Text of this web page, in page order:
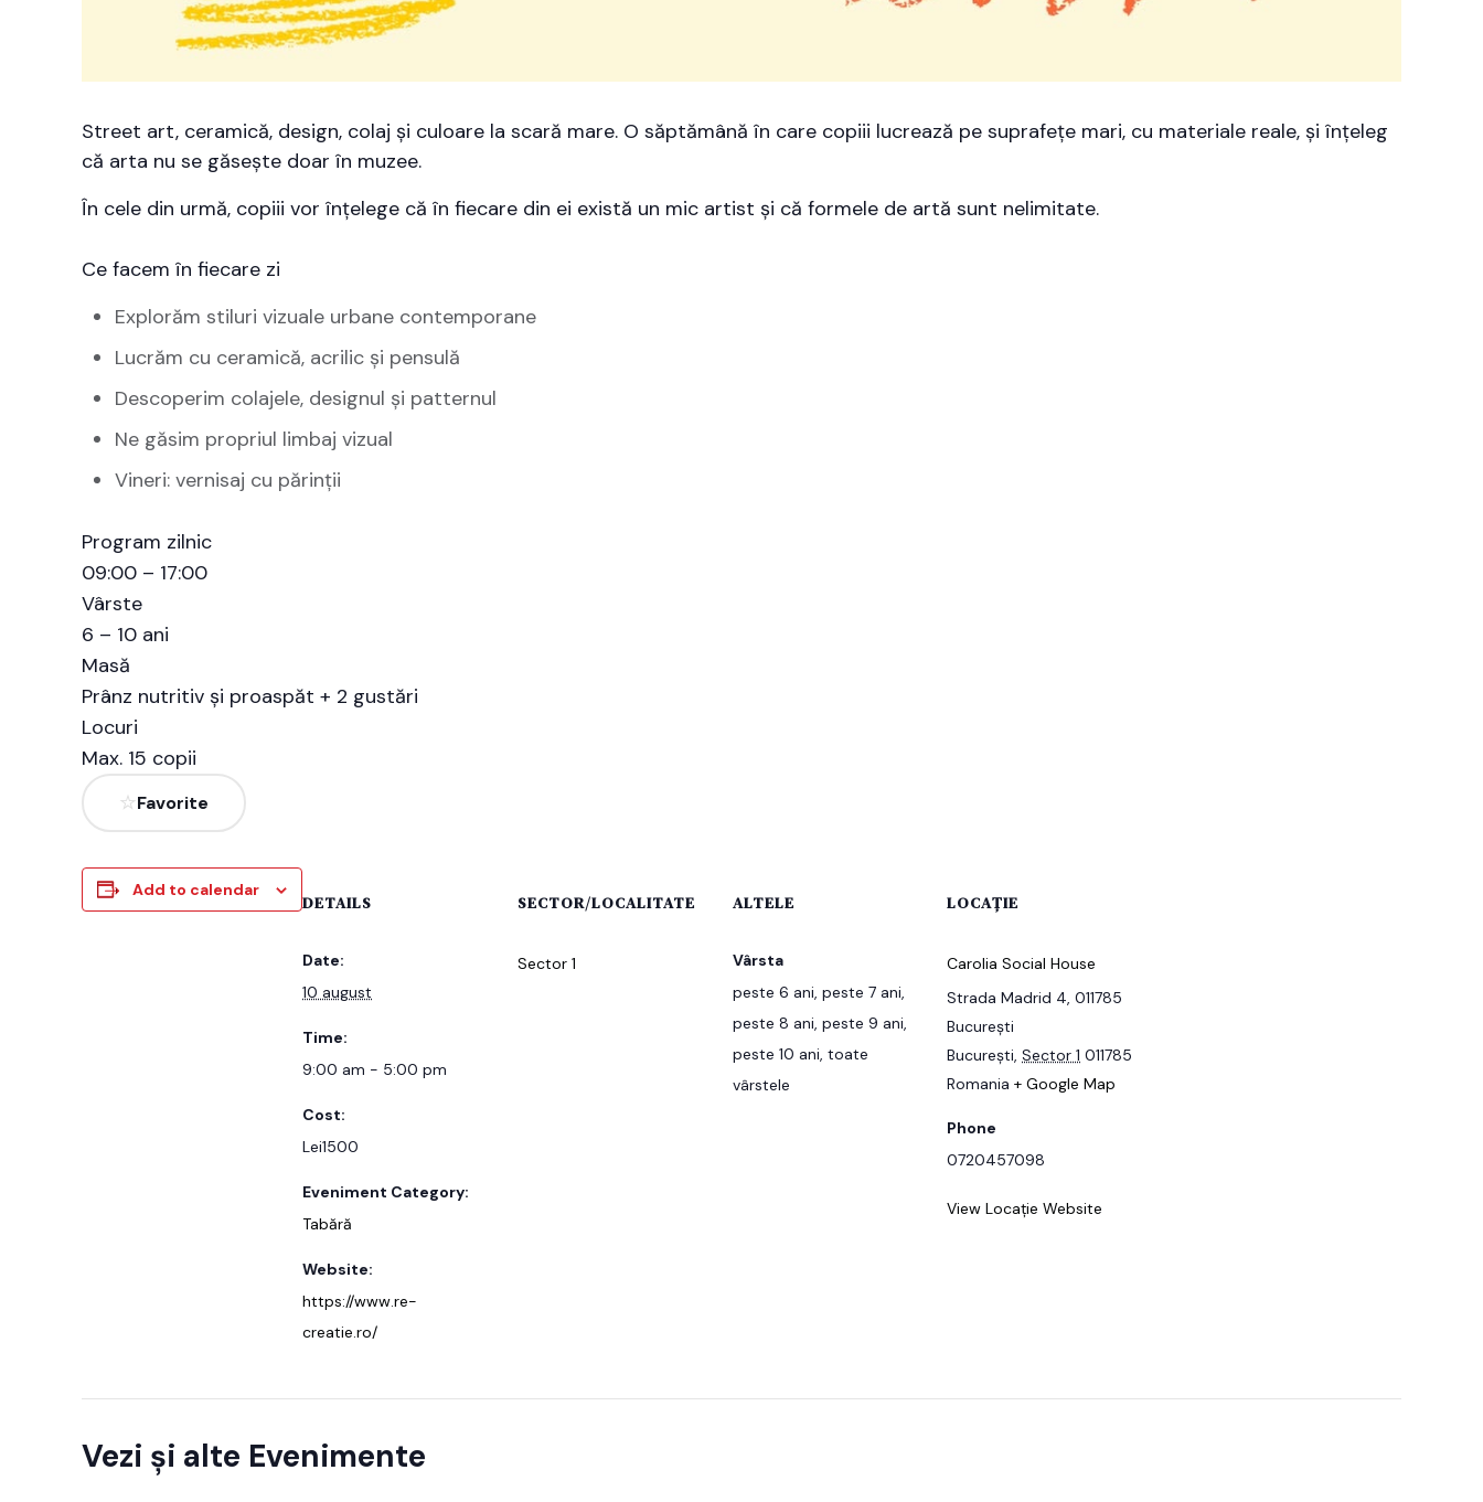
Street art, ceramică, design, colaj și culoare la scară mare. O săptămână în care copiii lucrează pe suprafețe mari, cu materiale reale, și înțeleg
că arta nu se găsește doar în muzee.
În cele din urmă, copiii vor înțelege că în fiecare din ei există un mic artist și că formele de artă sunt nelimitate.
Ce facem în fiecare zi
Explorăm stiluri vizuale urbane contemporane
Lucrăm cu ceramică, acrilic și pensulă
Descoperim colajele, designul și patternul
Ne găsim propriul limbaj vizual
Vineri: vernisaj cu părinții
Program zilnic
09:00 – 17:00
Vârste
6 – 10 ani
Masă
Prânz nutritiv și proaspăt + 2 gustări
Locuri
Max. 15 copii
Favorite
Add to calendar
DETAILS
Date:
10 august
Time:
9:00 am - 5:00 pm
Cost:
Lei1500
Eveniment Category:
Tabără
Website:
https://www.re-
creatie.ro/
SECTOR/LOCALITATE
Sector 1
ALTELE
Vârsta
peste 6 ani, peste 7 ani,
peste 8 ani, peste 9 ani,
peste 10 ani, toate
vârstele
LOCAȚIE
Carolia Social House
Strada Madrid 4, 011785
București
București Sector 1 011785
Romania + Google Map
Phone
0720457098
View Locație Website
Vezi și alte Evenimente